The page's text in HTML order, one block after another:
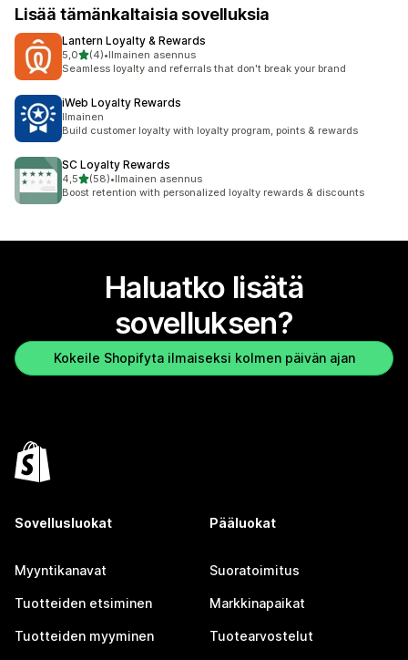
Lisää tämänkaltaisia sovelluksia
Lantern Loyalty & Rewards
5,0/ 5 tähteä
(4)
4 arvostelua yhteensä
•Ilmainen asennus
Seamless loyalty and referrals that don't break your brand
iWeb Loyalty Rewards
Ilmainen
Build customer loyalty with loyalty program, points & rewards
SC Loyalty Rewards
4,5/ 5 tähteä
(58)
58 arvostelua yhteensä
•Ilmainen asennus
Boost retention with personalized loyalty rewards & discounts
Haluatko lisätä
sovelluksen?
Kokeile Shopifyta ilmaiseksi kolmen päivän ajan
Sovellusluokat
Myyntikanavat
Tuotteiden etsiminen
Tuotteiden myyminen
Pääluokat
Suoratoimitus
Markkinapaikat
Tuotearvostelut